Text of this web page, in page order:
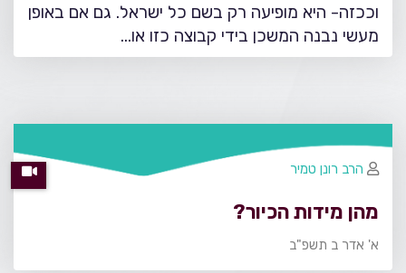
וככזה- היא מופיעה רק בשם כל ישראל. גם אם באופן
מעשי נבנה המשכן בידי קבוצה כזו או…
מהן מידות הכיור?
א' אדר ב תשפ"ב
הרב רונן טמיר